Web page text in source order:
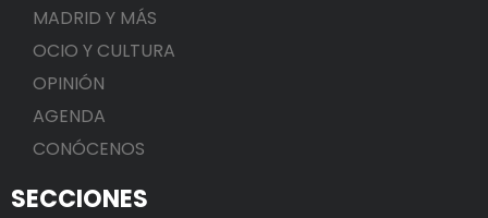
MADRID Y MÁS
OCIO Y CULTURA
OPINIÓN
AGENDA
CONÓCENOS
SECCIONES